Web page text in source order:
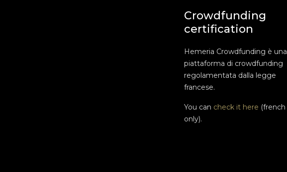
Crowdfunding
certification
Hemeria Crowdfunding è una
piattaforma di crowdfunding
regolamentata dalla legge
francese.
You can check it here (french
only).